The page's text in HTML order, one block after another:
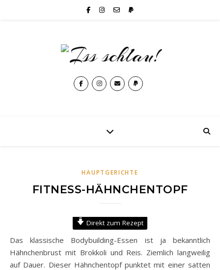
HAUPTGERICHTE
FITNESS-HÄHNCHENTOPF
Direkt zum Rezept
Das klassische Bodybuilding-Essen ist ja bekanntlich
Hähnchenbrust mit Brokkoli und Reis. Ziemlich langweilig
auf Dauer. Dieser Hähnchentopf punktet mit einer satten